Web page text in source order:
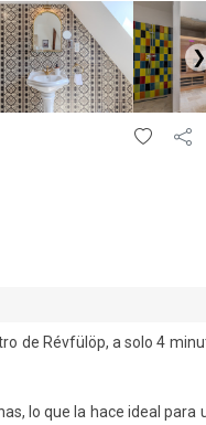
❯
de Révfülöp, a solo 4
lo que la hace ideal para